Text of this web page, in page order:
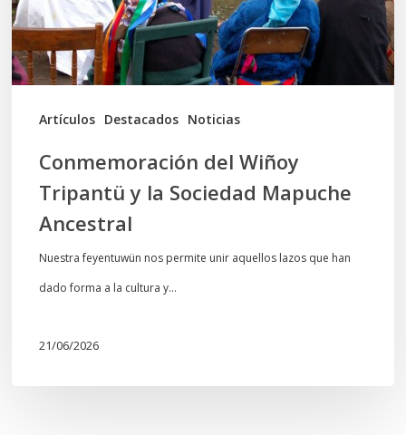
Artículos Destacados Noticias
Sociedad
Mapuche
Ancestral
Conmemoración del Wiñoy
Tripantü y la Sociedad Mapuche
Ancestral
Nuestra feyentuwün nos permite unir aquellos lazos que han
dado forma a la cultura y…
21/06/2026